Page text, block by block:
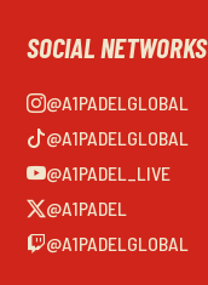
SOCIAL NETWORKS
@A1PADELGLOBAL
@A1PADELGLOBAL
@A1PADEL_LIVE
@A1PADEL
@A1PADELGLOBAL